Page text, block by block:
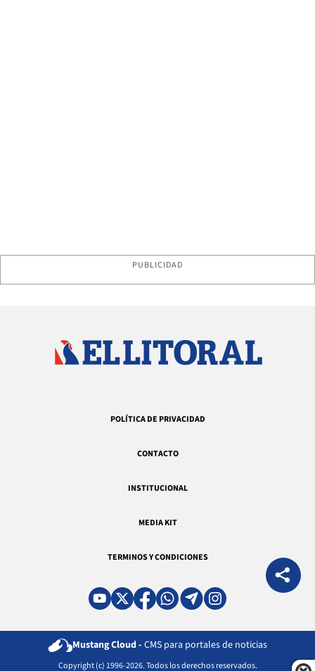
PUBLICIDAD
POLÍTICA DE PRIVACIDAD
CONTACTO
INSTITUCIONAL
MEDIA KIT
TERMINOS Y CONDICIONES
Mustang Cloud - CMS para portales de noticias
Copyright (c) 1996-2026. Todos los derechos reservados.